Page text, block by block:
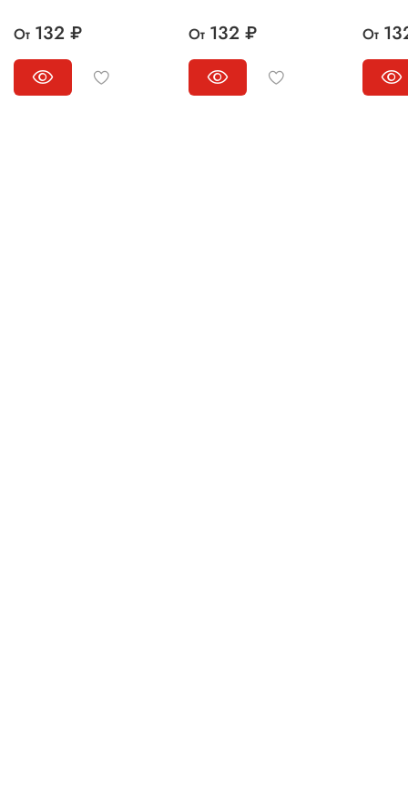
От 132 ₽ От 132 ₽ От